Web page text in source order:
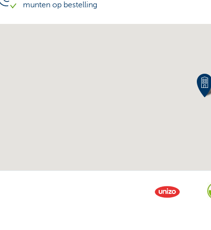
munten op bestelling